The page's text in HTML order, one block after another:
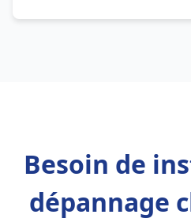
Besoin de
dépannage